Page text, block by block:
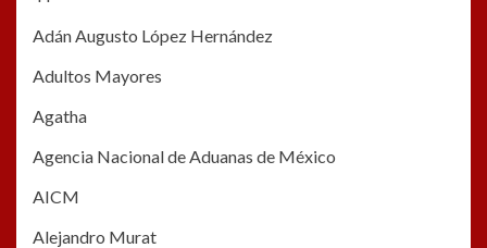
Adán Augusto López Hernández
Adultos Mayores
Agatha
Agencia Nacional de Aduanas de México
AICM
Alejandro Murat